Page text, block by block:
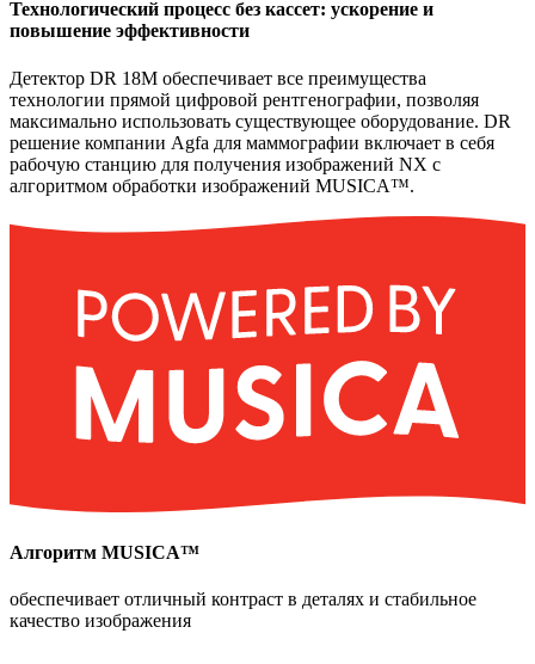
Технологический процесс без кассет: ускорение и
повышение эффективности
Детектор DR 18M обеспечивает все преимущества
технологии прямой цифровой рентгенографии, позволяя
максимально использовать существующее оборудование. DR
решение компании Agfa для маммографии включает в себя
рабочую станцию для получения изображений NX с
алгоритмом обработки изображений MUSICA™.
Алгоритм MUSICA™
обеспечивает отличный контраст в деталях и стабильное
качество изображения